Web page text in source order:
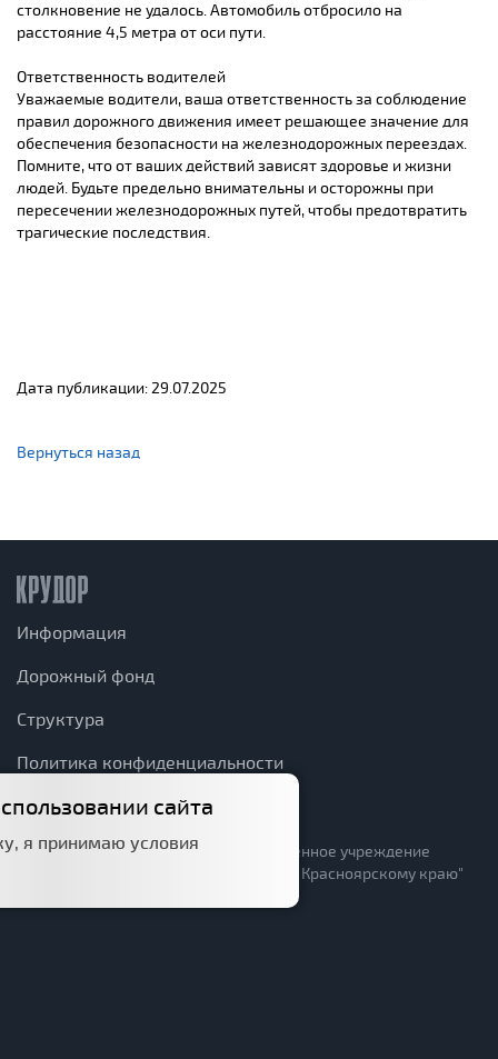
столкновение не удалось. Автомобиль отбросило на
расстояние 4,5 метра от оси пути.
Ответственность водителей
Уважаемые водители, ваша ответственность за соблюдение
правил дорожного движения имеет решающее значение для
обеспечения безопасности на железнодорожных переездах.
Помните, что от ваших действий зависят здоровье и жизни
людей. Будьте предельно внимательны и осторожны при
пересечении железнодорожных путей, чтобы предотвратить
трагические последствия.
Дата публикации: 29.07.2025
Вернуться назад
Информация
Дорожный фонд
Структура
Политика конфиденциальности
КрУДор в соцсетях
© 2026 краевое государственное казённое учреждение
"Управление автомобильных дорог по Красноярскому краю"
сайта
я принимаю условия